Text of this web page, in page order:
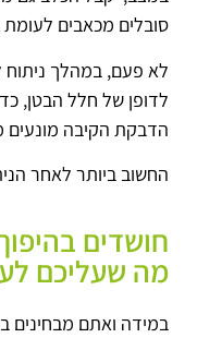
סובלים מכאבים לעומת
לא פעם, במהלך ניתוח
לדופן של חלל הבטן,
הדבקת הקיבה
החשוב ביותר לאחר
חושדים
מה שעליכם
במידה ואתם מבחינים